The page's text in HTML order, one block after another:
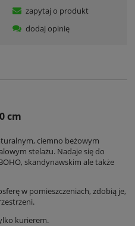
zapytaj o produkt
dodaj opinię
cm
ciemno beżowym
stelażu. Nadaje się do
skandynawskim ale także
w pomieszczeniach, zdobią je,
kurierem.